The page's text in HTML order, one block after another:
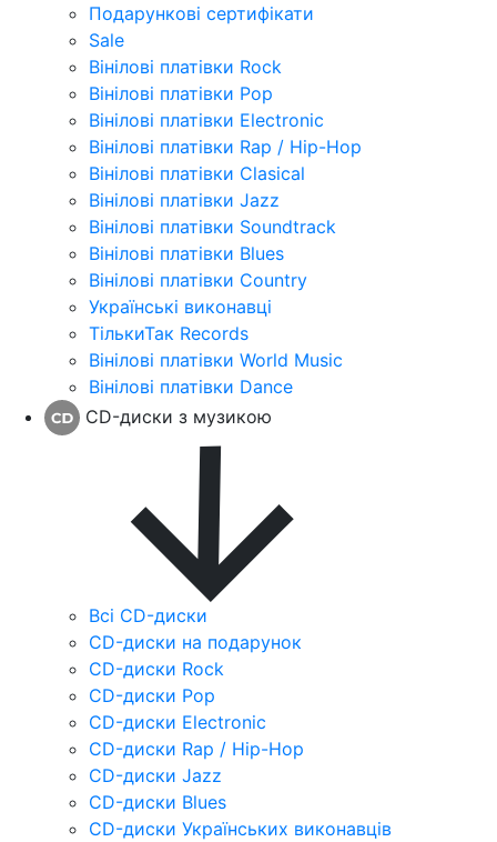
Подарункові сертифікати
Sale
Вінілові платівки Rock
Вінілові платівки Pop
Вінілові платівки Electronic
Вінілові платівки Rap / Hip-Hop
Вінілові платівки Clasical
Вінілові платівки Jazz
Вінілові платівки Soundtrack
Вінілові платівки Blues
Вінілові платівки Country
Українські виконавці
ТількиТак Records
Вінілові платівки World Music
Вінілові платівки Dance
CD-диски з музикою
Всі CD-диски
CD-диски на подарунок
CD-диски Rock
CD-диски Pop
CD-диски Electronic
CD-диски Rap / Hip-Hop
CD-диски Jazz
CD-диски Blues
CD-диски Українських виконавців